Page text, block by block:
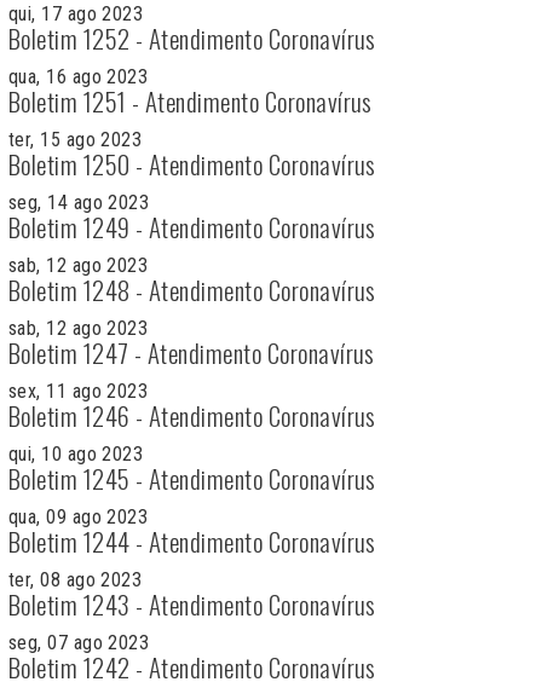
qui, 17 ago 2023
Boletim 1252 - Atendimento Coronavírus
qua, 16 ago 2023
Boletim 1251 - Atendimento Coronavírus
ter, 15 ago 2023
Boletim 1250 - Atendimento Coronavírus
seg, 14 ago 2023
Boletim 1249 - Atendimento Coronavírus
sab, 12 ago 2023
Boletim 1248 - Atendimento Coronavírus
sab, 12 ago 2023
Boletim 1247 - Atendimento Coronavírus
sex, 11 ago 2023
Boletim 1246 - Atendimento Coronavírus
qui, 10 ago 2023
Boletim 1245 - Atendimento Coronavírus
qua, 09 ago 2023
Boletim 1244 - Atendimento Coronavírus
ter, 08 ago 2023
Boletim 1243 - Atendimento Coronavírus
seg, 07 ago 2023
Boletim 1242 - Atendimento Coronavírus